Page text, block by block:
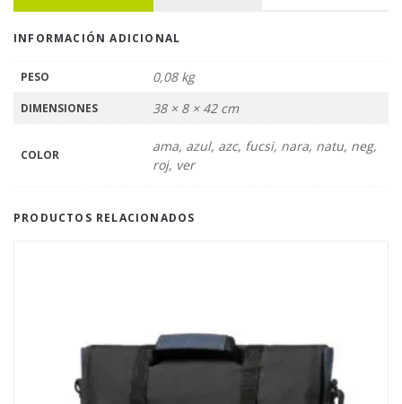
INFORMACIÓN ADICIONAL
PESO 0,08 kg
DIMENSIONES 38 × 8 × 42 cm
COLOR
ama, azul, azc, fucsi, nara, natu, neg,
roj, ver
PRODUCTOS RELACIONADOS